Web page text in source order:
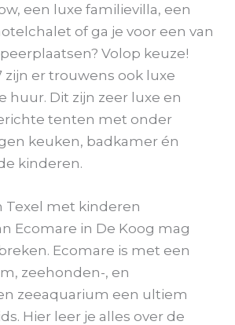
een luxe familievilla, een
of ga je voor een van
Volop keuze!
zijn er trouwens ook luxe
huur. Dit zijn zeer luxe en
tenten met onder
keuken, badkamer én
kinderen.
Texel met kinderen
Ecomare in De Koog mag
Ecomare is met een
zeehonden-, en
zeeaquarium een ultiem
Hier leer je alles over de